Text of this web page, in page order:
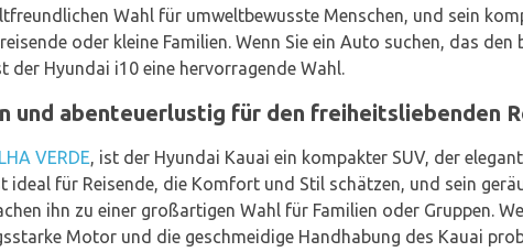
Wahl für umweltbewusste Menschen, und sein
oder kleine Familien. Wenn Sie ein Auto suchen, das den
der Hyundai i10 eine hervorragende Wahl.
und abenteuerlustig für den freiheitsliebenden
VERDE, ist der Hyundai Kauai ein kompakter SUV, der
ideal für Reisende, die Komfort und Stil schätzen, und sein
ihn zu einer großartigen Wahl für Familien oder Gruppen.
Motor und die geschmeidige Handhabung des Kauai